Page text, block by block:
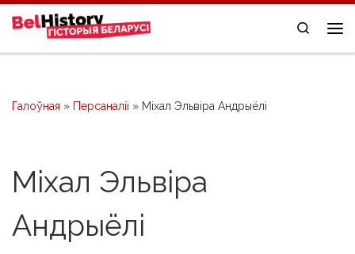
Skip to content
Search
Галоўная » Персаналіі » Міхал Эльвіра Андрыёлі
Міхал Эльвіра
Андрыёлі